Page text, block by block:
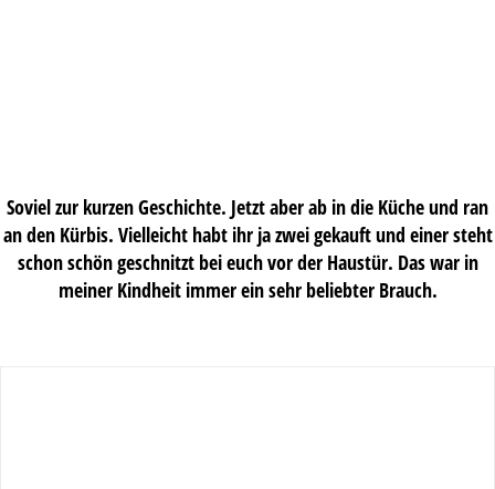
Soviel zur kurzen Geschichte. Jetzt aber ab in die Küche und ran
an den Kürbis. Vielleicht habt ihr ja zwei gekauft und einer steht
schon schön geschnitzt bei euch vor der Haustür. Das war in
meiner Kindheit immer ein sehr beliebter Brauch.